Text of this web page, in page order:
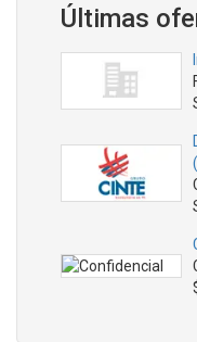
Últimas